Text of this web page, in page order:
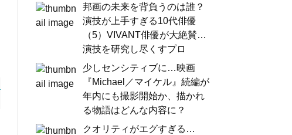
邦画の未来を背負うのは誰？
演技が上手すぎる10代俳優
（5）VIVANT俳優が大絶賛…
演技を研究し尽くすプロ
少しセンシティブに…映画
『Michael／マイケル』続編が
年内にも撮影開始か、描かれ
る物語はどんな内容に？
クオリティがエグすぎる…